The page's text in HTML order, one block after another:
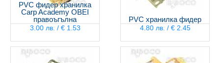
PVC фидер хранилка
Carp Academy OBEI
правоъгълна
3.00 лв. / € 1.53
PVC хранилка фидер
4.80 лв. / € 2.45